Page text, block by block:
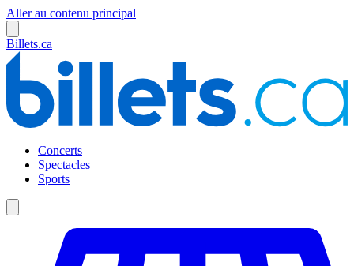
Aller au contenu principal
Billets.ca
Concerts
Spectacles
Sports